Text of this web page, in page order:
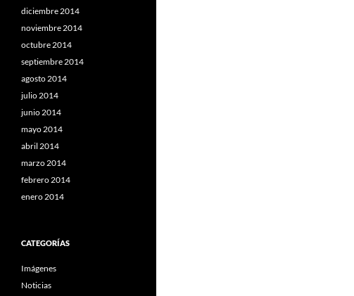
diciembre 2014
noviembre 2014
octubre 2014
septiembre 2014
agosto 2014
julio 2014
junio 2014
mayo 2014
abril 2014
marzo 2014
febrero 2014
enero 2014
CATEGORÍAS
Imágenes
Noticias